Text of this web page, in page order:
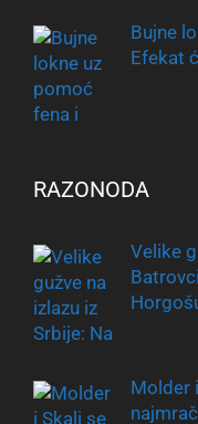
Bujne
Efekat
RAZONODA
Velike
Molder